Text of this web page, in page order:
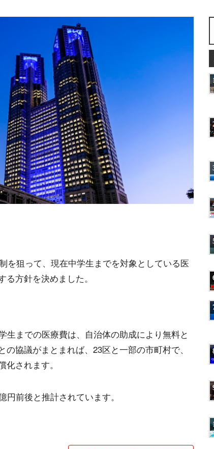
を狙って、現在中学生までを対象としている医
方針を決めました。
生までの医療費は、自治体の助成により無料と
協議がまとまれば、23区と一部の市町村で、
されます。
前後と推計されています。